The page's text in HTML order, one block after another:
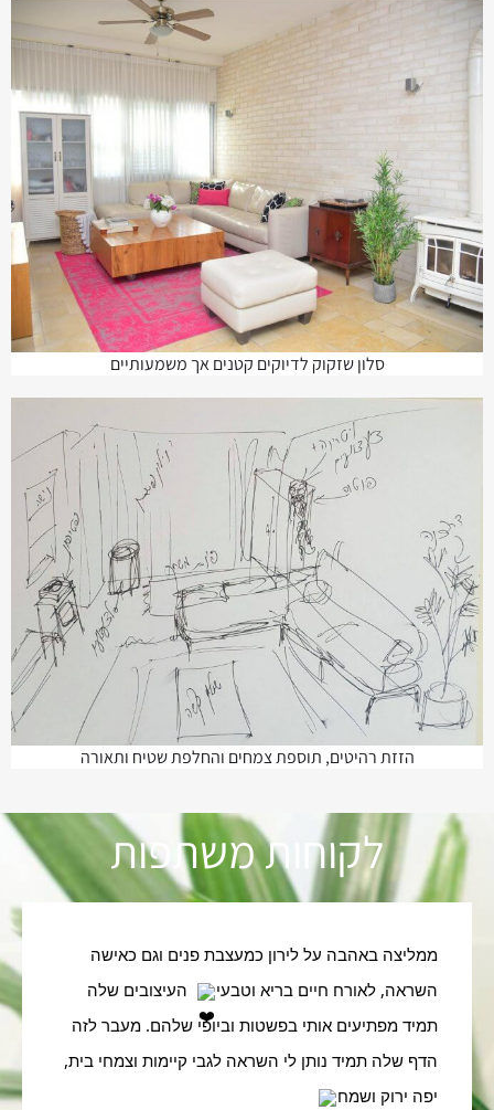
סלון שזקוק לדיוקים קטנים אך משמעותיים
הזזת רהיטים, תוספת צמחים והחלפת שטיח ותאורה
לקוחות משתפות
השראה, לאורח חיים בריא וטבעי⁦
יפה ירוק ושמח